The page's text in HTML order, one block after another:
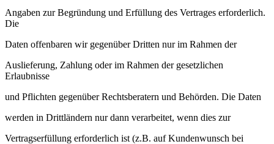
Angaben zur Begründung und Erfüllung des Vertrages erforderlich.
Die
Daten offenbaren wir gegenüber Dritten nur im Rahmen der
Auslieferung, Zahlung oder im Rahmen der gesetzlichen
Erlaubnisse
und Pflichten gegenüber Rechtsberatern und Behörden. Die Daten
werden in Drittländern nur dann verarbeitet, wenn dies zur
Vertragserfüllung erforderlich ist (z.B. auf Kundenwunsch bei